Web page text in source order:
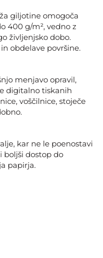
giljotine omogoča
400 g/m², vedno z
življenjsko dobo.
obdelave površine.
menjavo opravil,
digitalno tiskanih
voščilnice, stoječe
kar ne le poenostavi
boljši dostop do
papirja.